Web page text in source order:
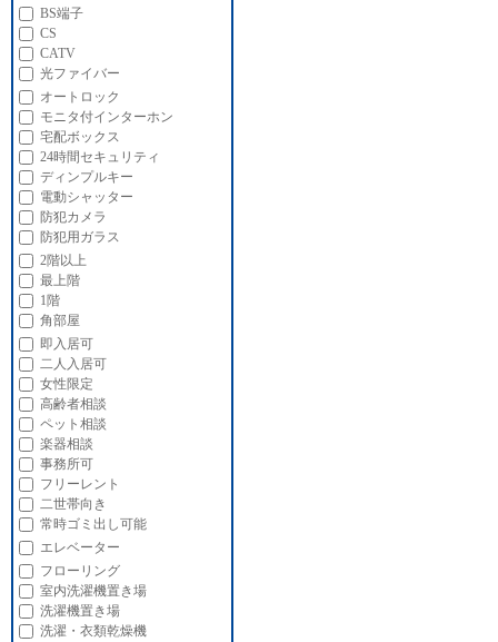
BS端子
CS
CATV
光ファイバー
オートロック
モニタ付インターホン
宅配ボックス
24時間セキュリティ
ディンプルキー
電動シャッター
防犯カメラ
防犯用ガラス
2階以上
最上階
1階
角部屋
即入居可
二人入居可
女性限定
高齢者相談
ペット相談
楽器相談
事務所可
フリーレント
二世帯向き
常時ゴミ出し可能
エレベーター
フローリング
室内洗濯機置き場
洗濯機置き場
洗濯・衣類乾燥機